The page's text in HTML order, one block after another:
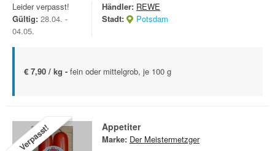
Leider verpasst!
Gültig: 28.04. -
04.05.
Händler: REWE
Stadt:
Potsdam
€ 7,90 / kg - fein oder mittelgrob, je 100 g
Verpasst! Appetiter
Marke: Der Meistermetzger